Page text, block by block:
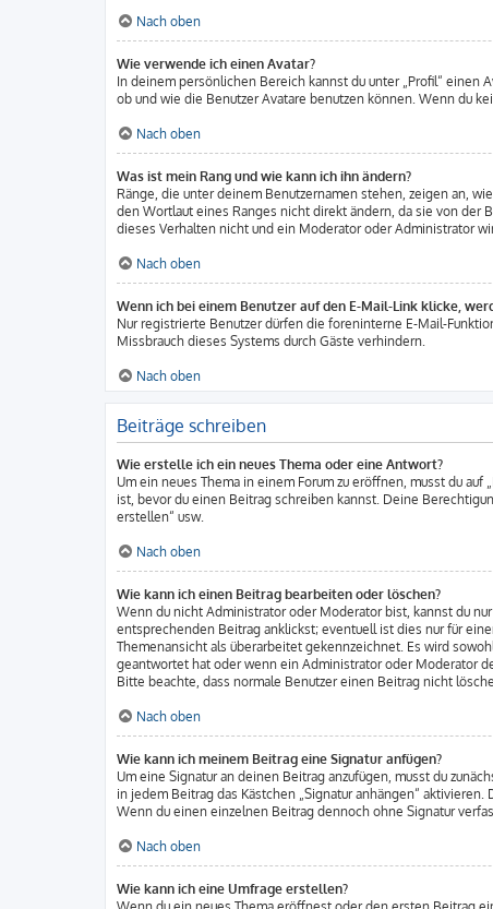
Nach oben
Wie verwende ich einen Avatar?
In deinem persönlichen Bereich kannst du unter „Profil“ einen
ob und wie die Benutzer Avatare benutzen können. Wenn du
Nach oben
Was ist mein Rang und wie kann ich ihn ändern?
Ränge, die unter deinem Benutzernamen stehen, zeigen an,
den Wortlaut eines Ranges nicht direkt ändern, da sie von
dieses Verhalten nicht und ein Moderator oder Administrator
Nach oben
Wenn ich bei einem Benutzer auf den E-Mail-Link klicke,
Nur registrierte Benutzer dürfen die foreninterne E-Mail-
Missbrauch dieses Systems durch Gäste verhindern.
Nach oben
Beiträge schreiben
Wie erstelle ich ein neues Thema oder eine Antwort?
Um ein neues Thema in einem Forum zu eröffnen, musst du
ist, bevor du einen Beitrag schreiben kannst. Deine
erstellen“ usw.
Nach oben
Wie kann ich einen Beitrag bearbeiten oder löschen?
Wenn du nicht Administrator oder Moderator bist, kannst du
entsprechenden Beitrag anklickst; eventuell ist dies nur für
Themenansicht als überarbeitet gekennzeichnet. Es wird
geantwortet hat oder wenn ein Administrator oder Moderator
Bitte beachte, dass normale Benutzer einen Beitrag nicht
Nach oben
Wie kann ich meinem Beitrag eine Signatur anfügen?
Um eine Signatur an deinen Beitrag anzufügen, musst du
in jedem Beitrag das Kästchen „Signatur anhängen“
Wenn du einen einzelnen Beitrag dennoch ohne Signatur
Nach oben
Wie kann ich eine Umfrage erstellen?